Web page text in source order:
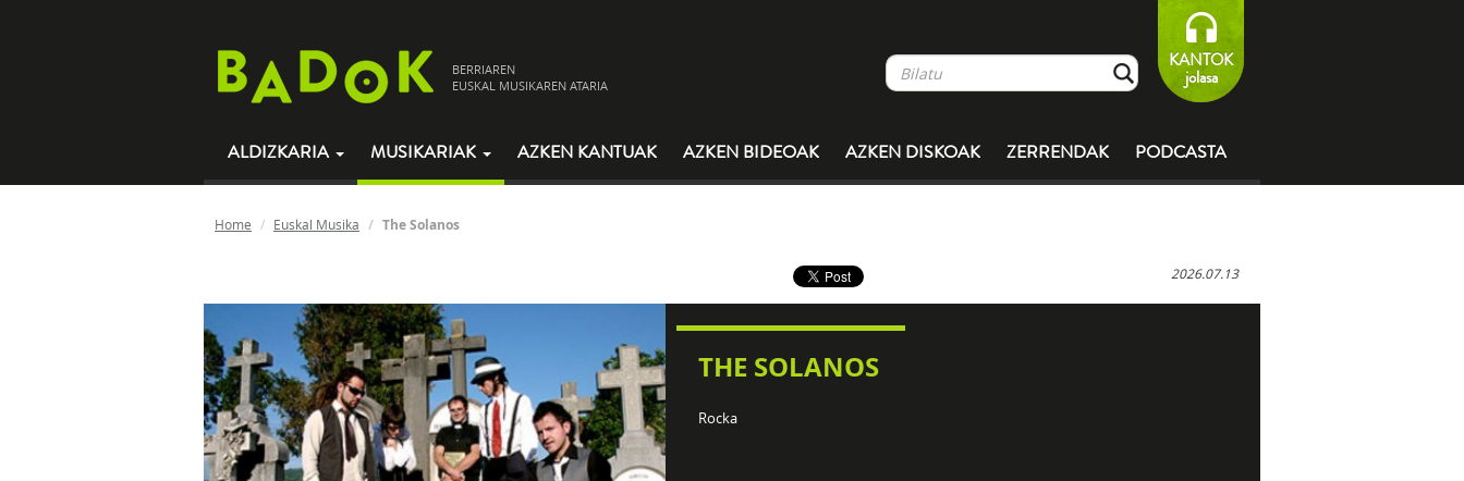
BERRIAREN
EUSKAL MUSIKAREN ATARIA
KANTOK
jolasa
ALDIZKARIA MUSIKARIAK AZKEN KANTUAK AZKEN BIDEOAK AZKEN DISKOAK ZERRENDAK PODCASTA
Home Euskal Musika The Solanos
2026.07.13
THE SOLANOS
Rocka